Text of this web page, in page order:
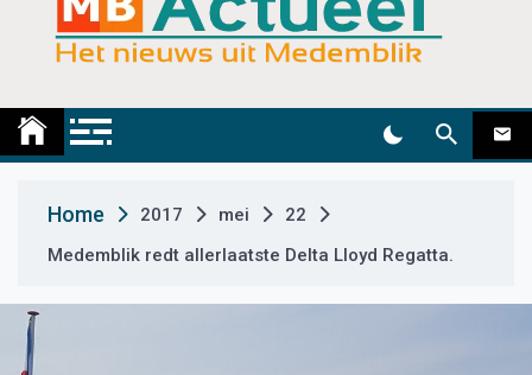
e
t
Medemblik Actueel
Home 2017 mei
22
Medemblik redt allerlaatste Delta Lloyd Regatta.